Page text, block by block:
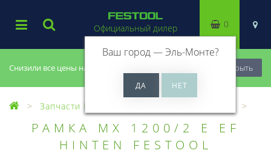
Снизили все цены на 20%, успей купить! Закрыть
Официальный дилер
Ваш город —Эль-Монте?
0
Запчасти Festool
РАМКА MX 1200/2 E EF
HINTEN FESTOOL